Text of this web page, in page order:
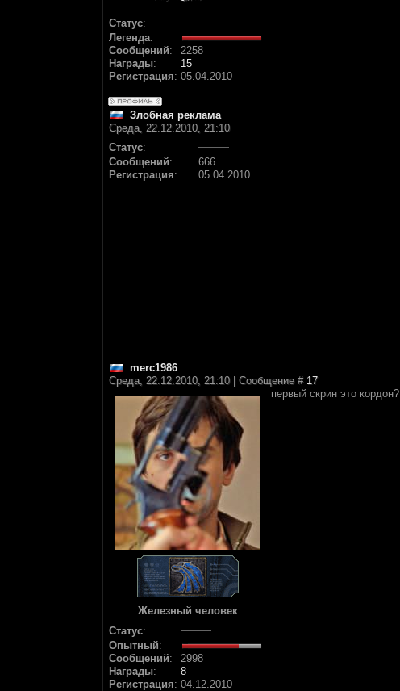
Статус:
Легенда:
Сообщений:
2258
Награды:
15
Регистрация: 05.04.2010
Злобная реклама
Среда, 22.12.2010, 21:10
Статус:
Сообщений:
666
Регистрация: 05.04.2010
merc1986
Среда, 22.12.2010, 21:10 | Сообщение # 17
Железный человек
Статус:
Опытный:
Сообщений:
2998
Награды:
8
Регистрация: 04.12.2010
первый скрин это кордон?